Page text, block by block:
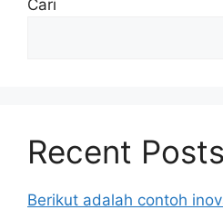
Cari
Recent Posts
Berikut adalah contoh